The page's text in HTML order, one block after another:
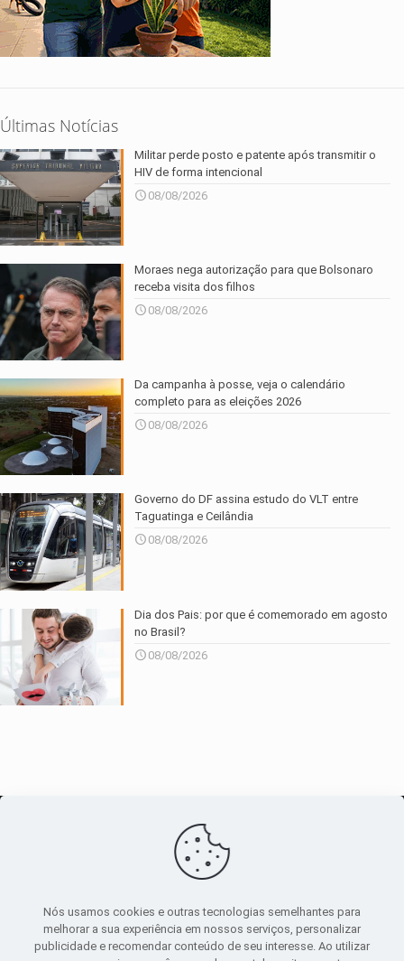
Últimas Notícias
Militar perde posto e patente após transmitir o
HIV de forma intencional
08/08/2026
Moraes nega autorização para que Bolsonaro
receba visita dos filhos
08/08/2026
Da campanha à posse, veja o calendário
completo para as eleições 2026
08/08/2026
Governo do DF assina estudo do VLT entre
Taguatinga e Ceilândia
08/08/2026
Dia dos Pais: por que é comemorado em agosto
no Brasil?
08/08/2026
canal de notícias
Sobre|Política Privacidade|Termos de uso
Nós usamos cookies e outras tecnologias semelhantes para
melhorar a sua experiência em nossos serviços, personalizar
publicidade e recomendar conteúdo de seu interesse. Ao utilizar